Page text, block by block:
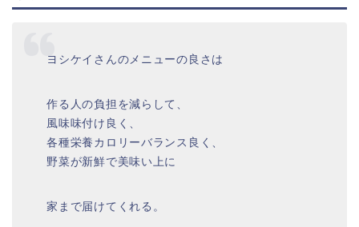
ヨシケイさんのメニューの良さは
作る人の負担を減らして、
風味味付け良く、
各種栄養カロリーバランス良く、
野菜が新鮮で美味い上に
家まで届けてくれる。